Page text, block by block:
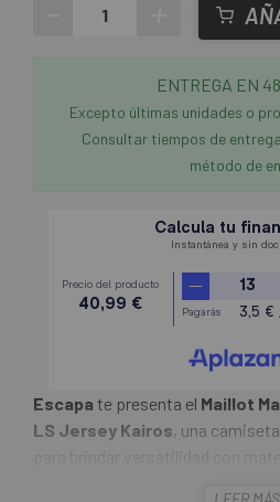
ENTREGA EN
Excepto últimas unidades o
Consultar tiempos de
método de
Escapa te presenta el Maillot
LS Jersey Kairos, una